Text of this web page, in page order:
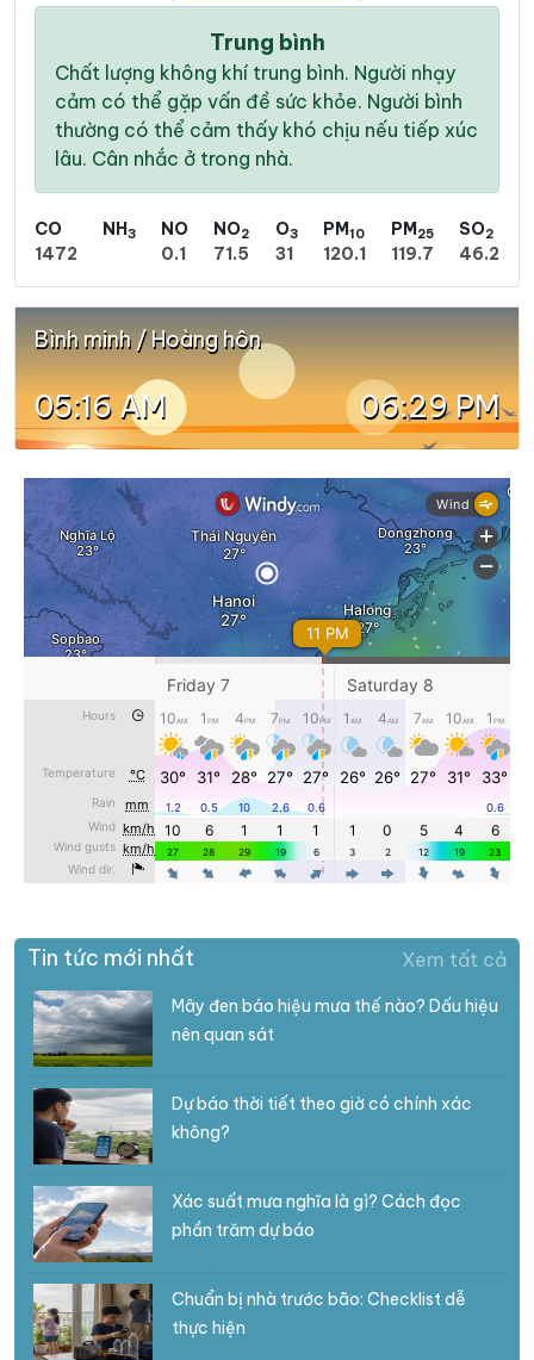
Trung bình
Chất lượng không khí trung bình. Người nhạy
cảm có thể gặp vấn đề sức khỏe. Người bình
thường có thể cảm thấy khó chịu nếu tiếp xúc
lâu. Cân nhắc ở trong nhà.
CO
1472
NH3
NO
0.1
NO2
71.5
O3
31
PM10
120.1
PM25
119.7
SO2
46.2
Bình minh / Hoàng hôn
05:16 AM 06:29 PM
Tin tức mới nhất Xem tất cả
Mây đen báo hiệu mưa thế nào? Dấu hiệu
nên quan sát
Dự báo thời tiết theo giờ có chính xác
không?
Xác suất mưa nghĩa là gì? Cách đọc
phần trăm dự báo
Chuẩn bị nhà trước bão: Checklist dễ
thực hiện